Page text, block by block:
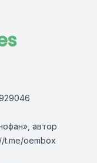
автор
t.me/oembox